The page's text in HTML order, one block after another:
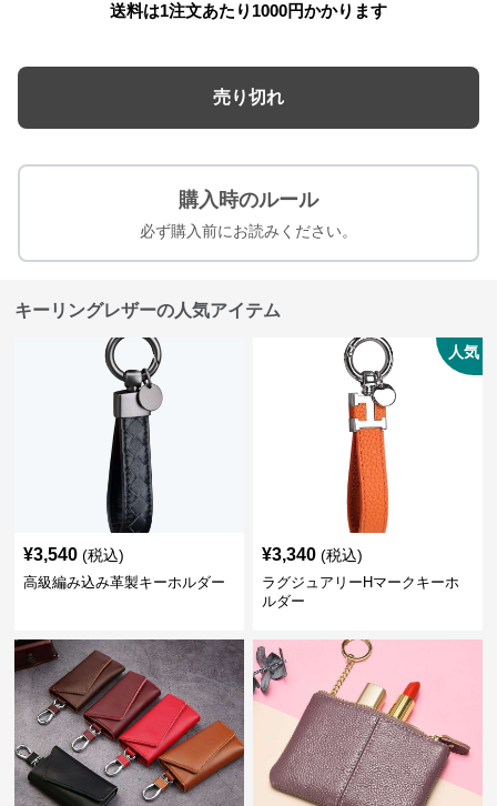
送料は1注文あたり 1000円かかります
売り切れ
購入時のルール
必ず購入前にお読みください。
キーリングレザーの人気アイテム
¥3,540 (税込)
高級編み込み革製キーホルダー
人気
¥3,340 (税込)
ラグジュアリーHマークキーホ
ルダー